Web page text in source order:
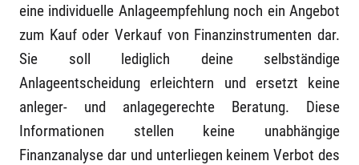
eine individuelle Anlageempfehlung noch ein Angebot
zum Kauf oder Verkauf von Finanzinstrumenten dar.
Sie soll lediglich deine selbständige
Anlageentscheidung erleichtern und ersetzt keine
anleger- und anlagegerechte Beratung. Diese
Informationen stellen keine unabhängige
Finanzanalyse dar und unterliegen keinem Verbot des